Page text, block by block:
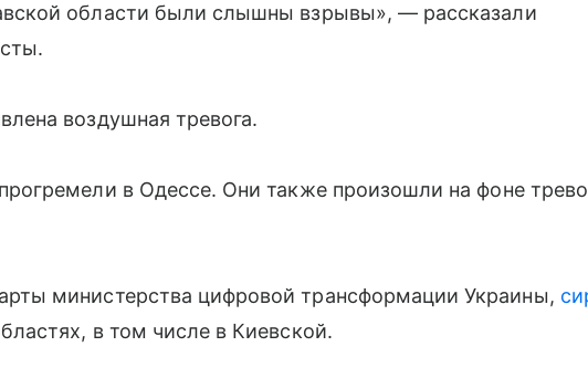
области были слышны взрывы», — рассказали
воздушная тревога.
в Одессе. Они также произошли на фоне
министерства цифровой трансформации Украины,
в том числе в Киевской.